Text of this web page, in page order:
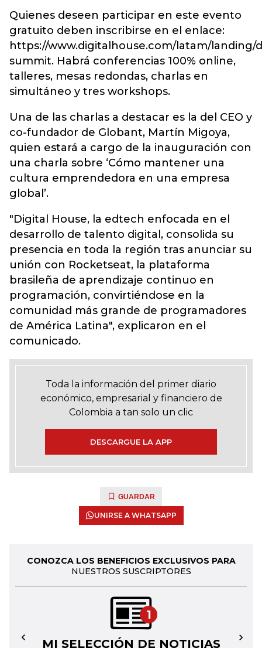
Quienes deseen participar en este evento
gratuito deben inscribirse en el enlace:
https://www.digitalhouse.com/latam/landing/
summit. Habrá conferencias 100% online,
talleres, mesas redondas, charlas en
simultáneo y tres workshops.
Una de las charlas a destacar es la del CEO y
co-fundador de Globant, Martín Migoya,
quien estará a cargo de la inauguración con
una charla sobre ‘Cómo mantener una
cultura emprendedora en una empresa
global’.
"Digital House, la edtech enfocada en el
desarrollo de talento digital, consolida su
presencia en toda la región tras anunciar su
unión con Rocketseat, la plataforma
brasileña de aprendizaje continuo en
programación, convirtiéndose en la
comunidad más grande de programadores
de América Latina", explicaron en el
comunicado.
Toda la información del primer diario
económico, empresarial y financiero de
Colombia a tan solo un clic
DESCARGUE LA APP
GUARDAR
UNIRSE A WHATSAPP
CONOZCA LOS BENEFICIOS EXCLUSIVOS PARA
NUESTROS SUSCRIPTORES
1
MI SELECCIÓN DE NOTICIAS
← →